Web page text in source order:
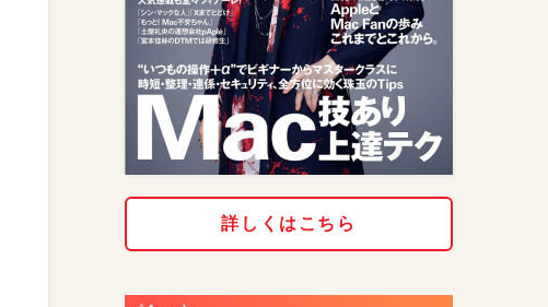
詳しくはこちら